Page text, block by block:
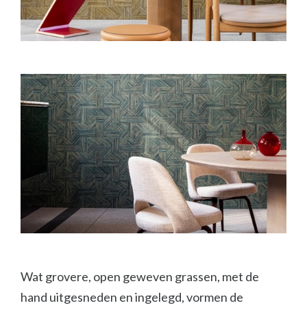
Wat grovere, open geweven grassen, met de
hand uitgesneden en ingelegd, vormen de